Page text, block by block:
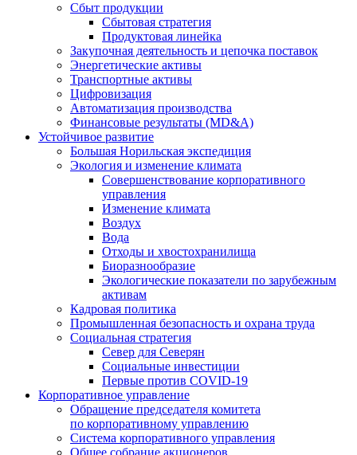
Сбыт продукции
Сбытовая стратегия
Продуктовая линейка
Закупочная деятельность и цепочка поставок
Энергетические активы
Транспортные активы
Цифровизация
Автоматизация производства
Финансовые результаты (MD&A)
Устойчивое развитие
Большая Норильская экспедиция
Экология и изменение климата
Совершенствование корпоративного
управления
Изменение климата
Воздух
Вода
Отходы и хвостохранилища
Биоразнообразие
Экологические показатели по зарубежным
активам
Кадровая политика
Промышленная безопасность и охрана труда
Социальная стратегия
Север для Северян
Социальные инвестиции
Первые против COVID‑19
Корпоративное управление
Обращение председателя комитета
по корпоративному управлению
Система корпоративного управления
Общее собрание акционеров